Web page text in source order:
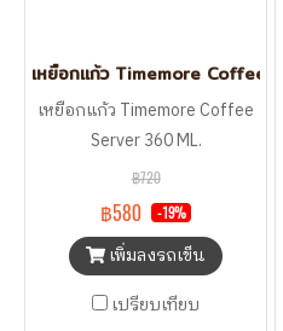
เหยือกแก้ว Timemore Coffee
เหยือกแก้ว Timemore Coffee
Server 360 ML.
฿720
฿580 -19%
เพิ่มลงรถเข็น
เปรียบเทียบ